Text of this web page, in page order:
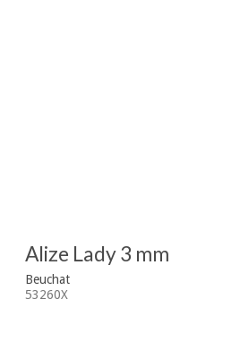
Alize Lady 3 mm
Beuchat
53260X